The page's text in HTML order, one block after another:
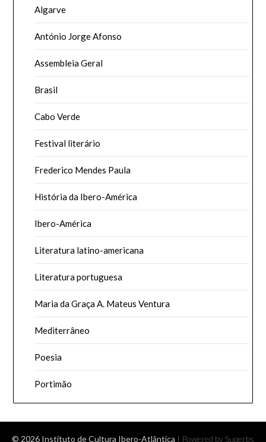
Algarve
António Jorge Afonso
Assembleia Geral
Brasil
Cabo Verde
Festival literário
Frederico Mendes Paula
História da Ibero-América
Ibero-América
Literatura latino-americana
Literatura portuguesa
Maria da Graça A. Mateus Ventura
Mediterrâneo
Poesia
Portimão
© 2026 Instituto de Cultura Ibero-Atlântica | Powered by Superbs